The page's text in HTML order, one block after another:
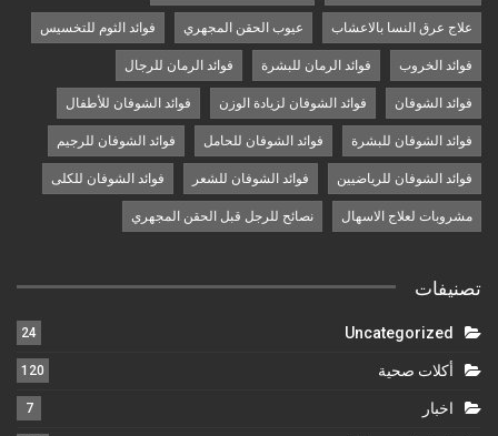
علاج عرق النسا بالاعشاب عيوب الحقن المجهري فوائد الثوم للتخسيس
فوائد الخروب فوائد الرمان للبشرة فوائد الرمان للرجال
فوائد الشوفان فوائد الشوفان لزيادة الوزن فوائد الشوفان للأطفال
فوائد الشوفان للبشرة فوائد الشوفان للحامل فوائد الشوفان للرجيم
فوائد الشوفان للرياضيين فوائد الشوفان للشعر فوائد الشوفان للكلى
مشروبات لعلاج الاسهال نصائح للرجل قبل الحقن المجهري
تصنيفات
Uncategorized
24
أكلات صحية 120
اخبار 7